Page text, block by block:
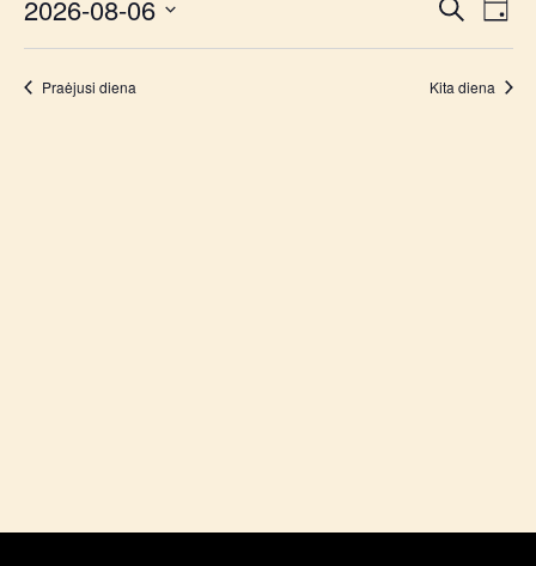
and
Paieška
Diena
2026-08-06
datą
Praėjusi diena Kita diena